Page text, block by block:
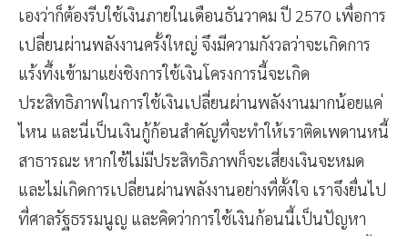
เองว่าก็ต้องรีบใช้เงินภายในเดือนธันวาคม ปี 2570 เพื่อการ
เปลี่ยนผ่านพลังงานครั้งใหญ่ จึงมีความกังวลว่าจะเกิดการ
แร้งทึ้งเข้ามาแย่งชิงการใช้เงินโครงการนี้จะเกิด
ประสิทธิภาพในการใช้เงินเปลี่ยนผ่านพลังงานมากน้อยแค่
ไหน และนี่เป็นเงินกู้ก้อนสำคัญที่จะทำให้เราติดเพดานหนี้
สาธารณะ หากใช้ไม่มีประสิทธิภาพก็จะเสี่ยงเงินจะหมด
และไม่เกิดการเปลี่ยนผ่านพลังงานอย่างที่ตั้งใจ เราจึงยื่นไป
ที่ศาลรัฐธรรมนูญ และคิดว่าการใช้เงินก้อนนี้เป็นปัญหา